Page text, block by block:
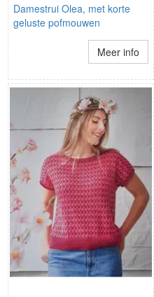
Damestrui Olea, met korte
geluste pofmouwen
Meer info